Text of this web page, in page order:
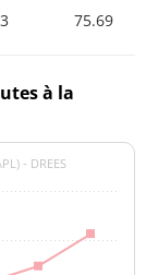
75.69
à la
- DREES